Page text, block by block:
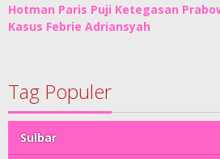
Hotman Paris Puji Ketegasan
Kasus Febrie Adriansyah
Tag Populer
Sulbar